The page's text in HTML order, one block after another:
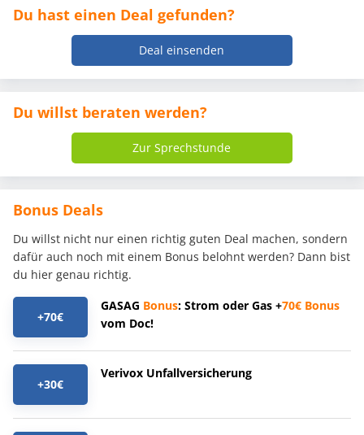
Du hast einen Deal gefunden?
Deal einsenden
Du willst beraten werden?
Zur Sprechstunde
Bonus Deals
Du willst nicht nur einen richtig guten Deal machen, sondern
dafür auch noch mit einem Bonus belohnt werden? Dann bist
du hier genau richtig.
+70€
GASAG Bonus: Strom oder Gas +70€ Bonus
vom Doc!
+30€
Verivox Unfallversicherung